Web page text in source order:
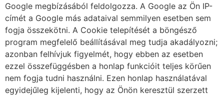
Google megbízásából feldolgozza. A Google az Ön IP-
címét a Google más adataival semmilyen esetben sem
fogja összekötni. A Cookie telepítését a böngésző
program megfelelő beállításával meg tudja akadályozni;
azonban felhívjuk figyelmét, hogy ebben az esetben
ezzel összefüggésben a honlap funkcióit teljes körűen
nem fogja tudni használni. Ezen honlap használatával
egyidejűleg kijelenti, hogy az Önön keresztül szerzett